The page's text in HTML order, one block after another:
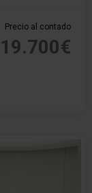
Precio al contado
19.700€